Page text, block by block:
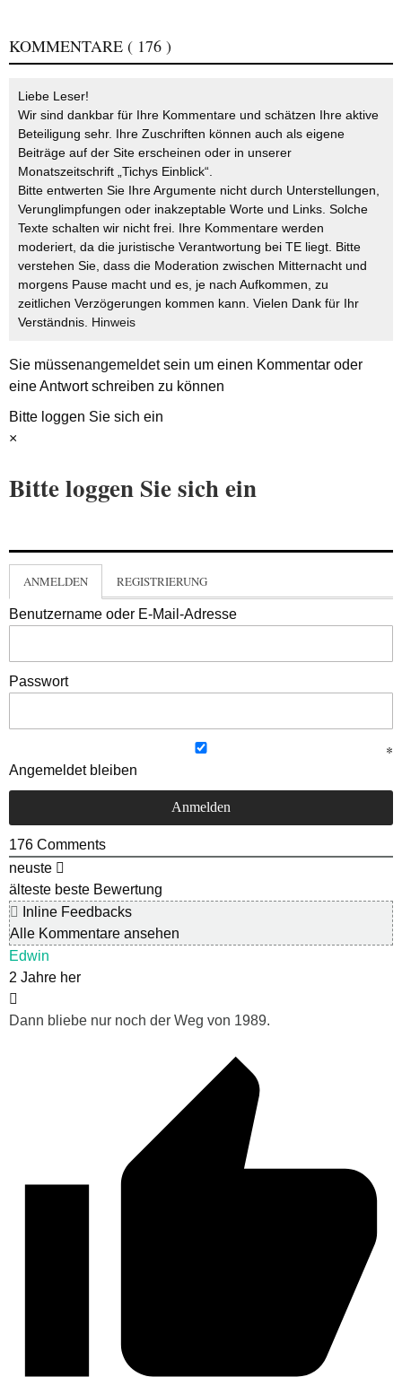
KOMMENTARE ( 176 )
Liebe Leser!
Wir sind dankbar für Ihre Kommentare und schätzen Ihre aktive
Beteiligung sehr. Ihre Zuschriften können auch als eigene
Beiträge auf der Site erscheinen oder in unserer
Monatszeitschrift „Tichys Einblick“.
Bitte entwerten Sie Ihre Argumente nicht durch Unterstellungen,
Verunglimpfungen oder inakzeptable Worte und Links. Solche
Texte schalten wir nicht frei. Ihre Kommentare werden
moderiert, da die juristische Verantwortung bei TE liegt. Bitte
verstehen Sie, dass die Moderation zwischen Mitternacht und
morgens Pause macht und es, je nach Aufkommen, zu
zeitlichen Verzögerungen kommen kann. Vielen Dank für Ihr
Verständnis. Hinweis
Sie müssenangemeldetsein um einen Kommentar oder
eine Antwort schreiben zu können
Bitte loggen Sie sich ein
×
Bitte loggen Sie sich ein
ANMELDEN REGISTRIERUNG
Benutzername oder E-Mail-Adresse
Passwort
Angemeldet bleiben
176 Comments
neuste
älteste beste Bewertung
Inline Feedbacks
Alle Kommentare ansehen
Edwin
2 Jahre her
Dann bliebe nur noch der Weg von 1989.